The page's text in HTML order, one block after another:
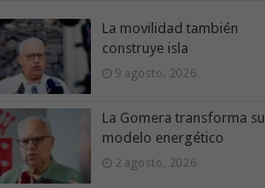
La movilidad también
construye isla
9 agosto, 2026
La Gomera transforma su
modelo energético
2 agosto, 2026